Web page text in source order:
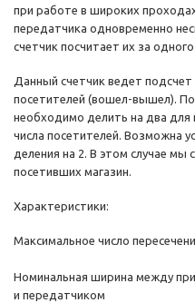
при работе в широких
передатчика одновременно
счетчик посчитает их за
Данный счетчик ведет
посетителей (вошел-вышел).
необходимо делить на два для
числа посетителей. Возможна
деления на 2. В этом случае мы
посетивших магазин.
Характеристики:
Максимальное число
Номинальная ширина между
и передатчиком